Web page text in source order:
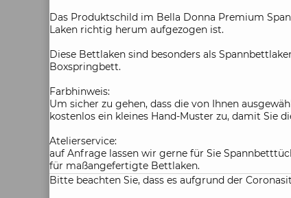
Das Produktschild im Bella Donna Premium
Laken richtig herum aufgezogen ist.
Diese Bettlaken sind besonders als
Boxspringbett.
Farbhinweis:
Um sicher zu gehen, dass die von Ihnen
kostenlos ein kleines Hand-Muster zu, damit Sie
Atelierservice:
auf Anfrage lassen wir gerne für Sie
für maßangefertigte Bettlaken.
Bitte beachten Sie, dass es aufgrund der